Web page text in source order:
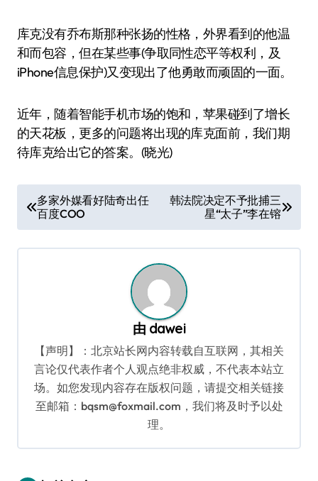
库克没有乔布斯那种张扬的性格，外界看到的他温
和而包容，但在某些事(争取同性恋平等权利，及
iPhone信息保护)又变现出了他勇敢而顽固的一面。
近年，随着智能手机市场的饱和，苹果碰到了增长
的天花板，更多的问题将出现的库克面前，我们期
待库克给出它的答案。(晓光)
章
导
多家外媒看好陆奇出任
百度COO
韩法院决定不予批捕三
星“太子”李在镕
由 dawei
【声明】：北京站长网内容转载自互联网，其相关
言论仅代表作者个人观点绝非权威，不代表本站立
场。如您发现内容存在版权问题，请提交相关链接
至邮箱：bqsm@foxmail.com，我们将及时予以处
理。